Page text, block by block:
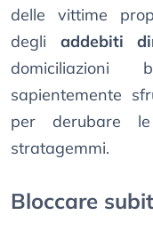
delle vittime
degli addebiti
domiciliazioni
sapientemente
per derubare
stratagemmi.
Bloccare